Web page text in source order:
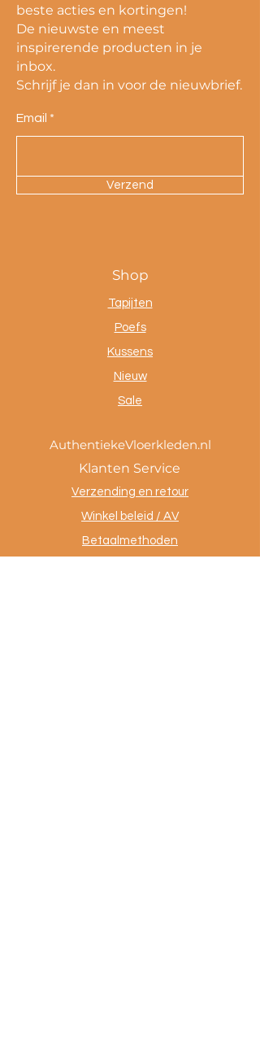
beste acties en kortingen!
De nieuwste en meest
inspirerende producten in je
inbox.
Schrijf je dan in voor de nieuwbrief.
Email
Verzend
Shop
Tapijten
Poefs
Kussens
Nieuw
Sale
AuthentiekeVloerkleden.nl
Klanten Service
Verzending en retour
Winkel beleid / AV
Betaalmethoden